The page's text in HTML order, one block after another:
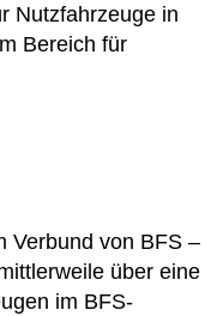
Nutzfahrzeuge in
Bereich für
Verbund von BFS –
über eine
im BFS-